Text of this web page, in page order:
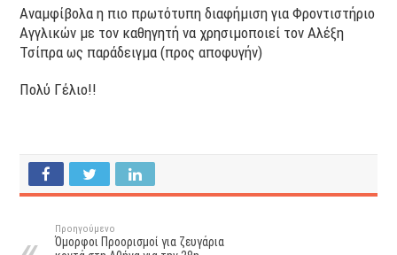
Αναμφίβολα η πιο πρωτότυπη διαφήμιση για Φροντιστήριο
Αγγλικών με τον καθηγητή να χρησιμοποιεί τον Αλέξη
Τσίπρα ως παράδειγμα (προς αποφυγήν)
Πολύ Γέλιο!!
Προηγούμενο
Όμορφοι Προορισμοί για ζευγάρια